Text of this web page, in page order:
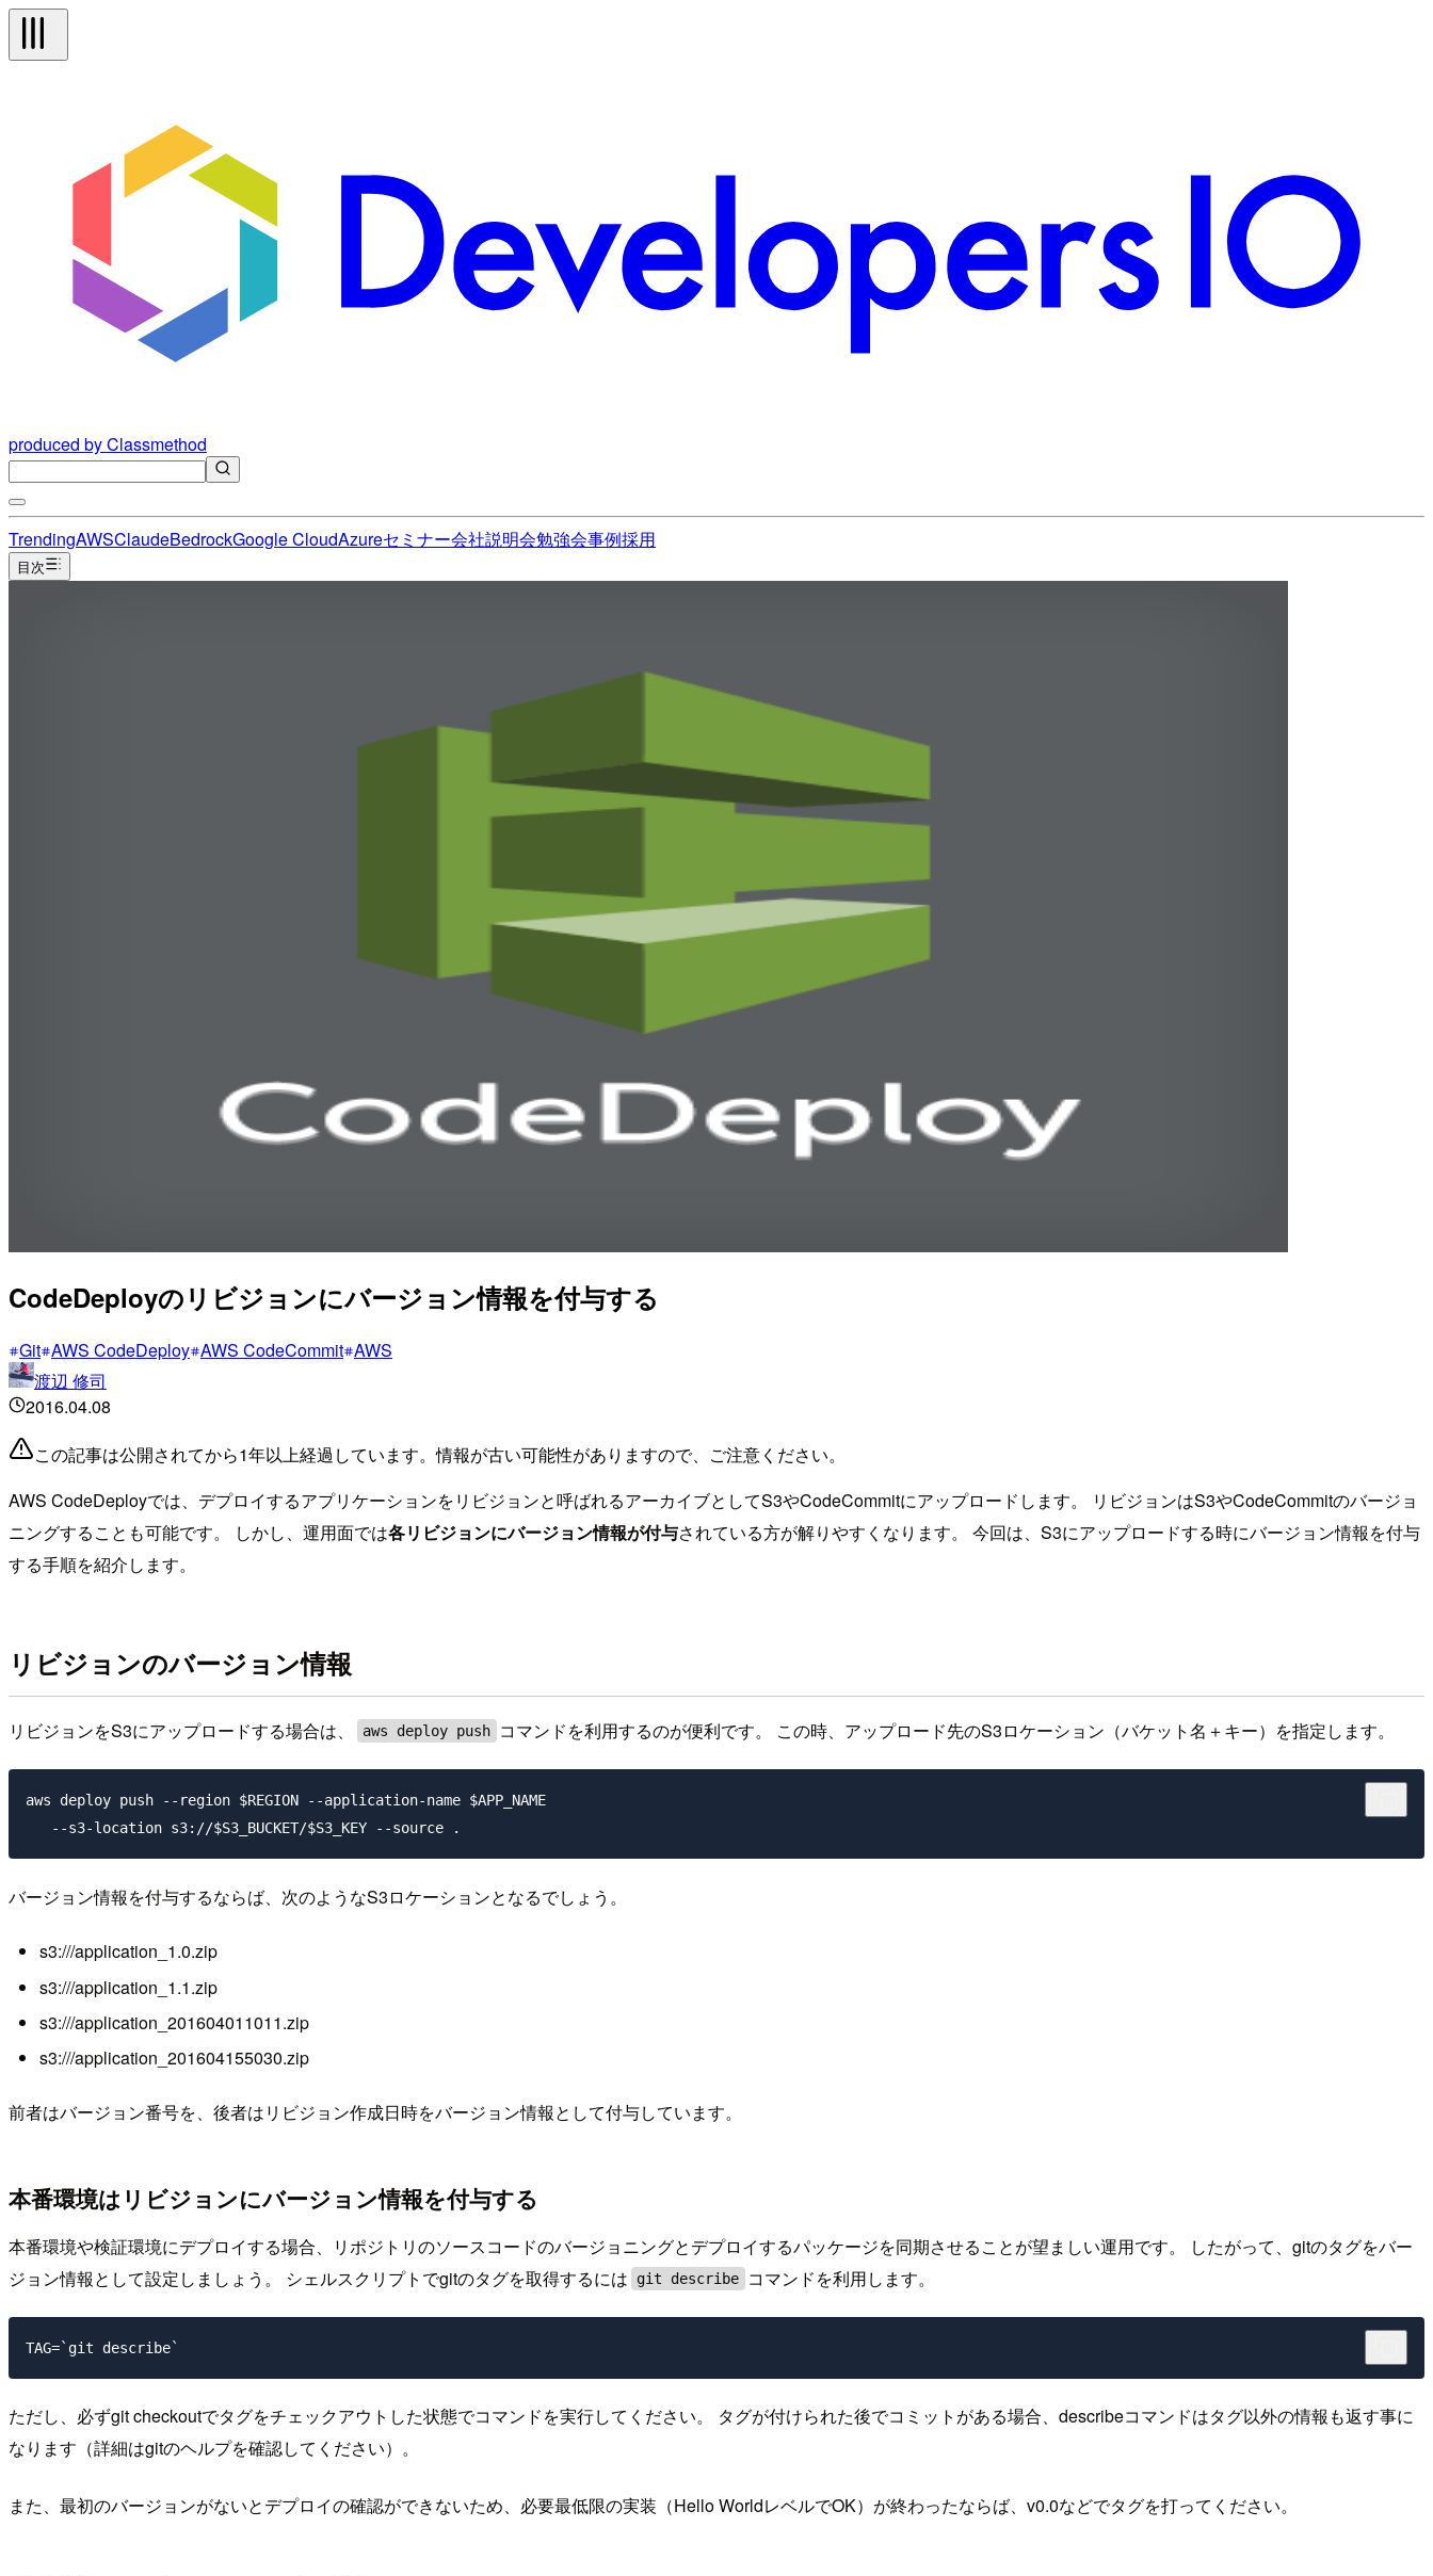
produced by Classmethod
TrendingAWSClaudeBedrockGoogle CloudAzureセミナー会社説明会勉強会事例採用
目次
CodeDeployのリビジョンにバージョン情報を付与する
Git AWS CodeDeploy AWS CodeCommit AWS
渡辺 修司
2016.04.08
この記事は公開されてから1年以上経過しています。情報が古い可能性がありますので、ご注意ください。
AWS CodeDeployでは、デプロイするアプリケーションをリビジョンと呼ばれるアーカイブとしてS3やCodeCommitにアップロードします。 リビジョンはS3やCodeCommitのバージョ
ニングすることも可能です。 しかし、運用面では各リビジョンにバージョン情報が付与されている方が解りやすくなります。 今回は、S3にアップロードする時にバージョン情報を付与
する手順を紹介します。
リビジョンのバージョン情報
リビジョンをS3にアップロードする場合は、 aws deploy push コマンドを利用するのが便利です。 この時、アップロード先のS3ロケーション（バケット名＋キー）を指定します。
aws deploy push --region $REGION --application-name $APP_NAME
バージョン情報を付与するならば、次のようなS3ロケーションとなるでしょう。
s3:///application_1.0.zip
s3:///application_1.1.zip
s3:///application_201604011011.zip
s3:///application_201604155030.zip
前者はバージョン番号を、後者はリビジョン作成日時をバージョン情報として付与しています。
本番環境はリビジョンにバージョン情報を付与する
本番環境や検証環境にデプロイする場合、リポジトリのソースコードのバージョニングとデプロイするパッケージを同期させることが望ましい運用です。 したがって、gitのタグをバー
ジョン情報として設定しましょう。 シェルスクリプトでgitのタグを取得するには
git describe コマンドを利用します。
ただし、必ずgit checkoutでタグをチェックアウトした状態でコマンドを実行してください。 タグが付けられた後でコミットがある場合、describeコマンドはタグ以外の情報も返す事に
なります（詳細はgitのヘルプを確認してください）。
また、最初のバージョンがないとデプロイの確認ができないため、必要最低限の実装（Hello WorldレベルでOK）が終わったならば、v0.0などでタグを打ってください。